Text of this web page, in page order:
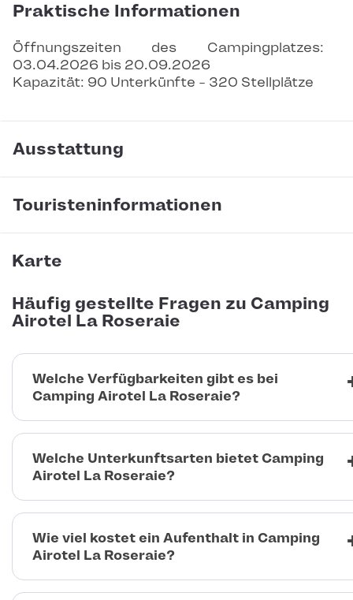
Praktische Informationen
Öffnungszeiten des Campingplatzes:
03.04.2026 bis 20.09.2026
Kapazität: 90 Unterkünfte - 320 Stellplätze
Ausstattung
Touristeninformationen
Karte
Häufig gestellte Fragen zu Camping
Airotel La Roseraie
Welche Verfügbarkeiten gibt es bei
Camping Airotel La Roseraie?
Welche Unterkunftsarten bietet Camping
Airotel La Roseraie?
Wie viel kostet ein Aufenthalt in Camping
Airotel La Roseraie?